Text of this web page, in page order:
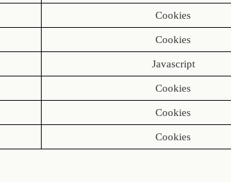
Cookies
Cookies
Javascript
Cookies
Cookies
Cookies